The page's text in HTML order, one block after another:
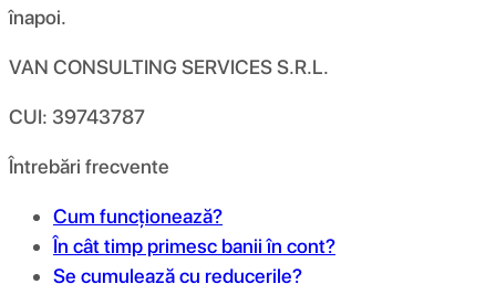
înapoi.
VAN CONSULTING SERVICES S.R.L.
CUI: 39743787
Întrebări frecvente
Cum funcționează?
În cât timp primesc banii în cont?
Se cumulează cu reducerile?